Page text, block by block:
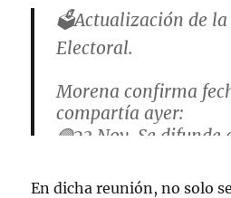
🗳️Actualización de la
Electoral.
Morena confirma
compartía ayer:
🟣23 Nov. Se difunde
🟣29 Nov. Se vota en
En dicha reunión, no solo